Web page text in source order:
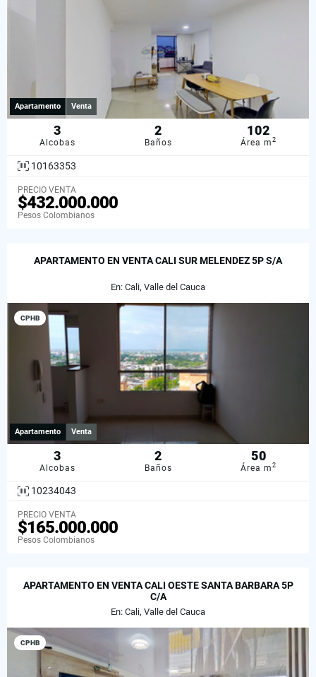
Apartamento Venta
3
Alcobas
2
Baños
102
Área m2
10163353
PRECIO VENTA
$432.000.000
Pesos Colombianos
APARTAMENTO EN VENTA CALI SUR MELENDEZ 5P S/A
En: Cali, Valle del Cauca
CPHB
Apartamento Venta
3
Alcobas
2
Baños
50
Área m2
10234043
PRECIO VENTA
$165.000.000
Pesos Colombianos
APARTAMENTO EN VENTA CALI OESTE SANTA BARBARA 5P
C/A
En: Cali, Valle del Cauca
CPHB